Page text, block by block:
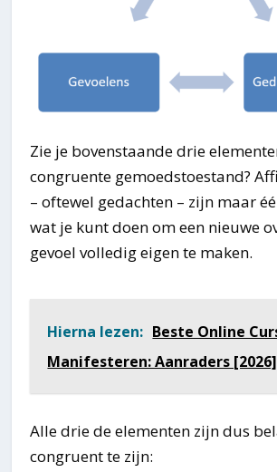
Zie je bovenstaande drie
congruente gemoedstoestand?
– oftewel gedachten – zijn maar
wat je kunt doen om een nieuwe
gevoel volledig eigen te maken.
Hierna lezen: Beste Online
Manifesteren: Aanraders
Alle drie de elementen zijn dus
congruent te zijn: